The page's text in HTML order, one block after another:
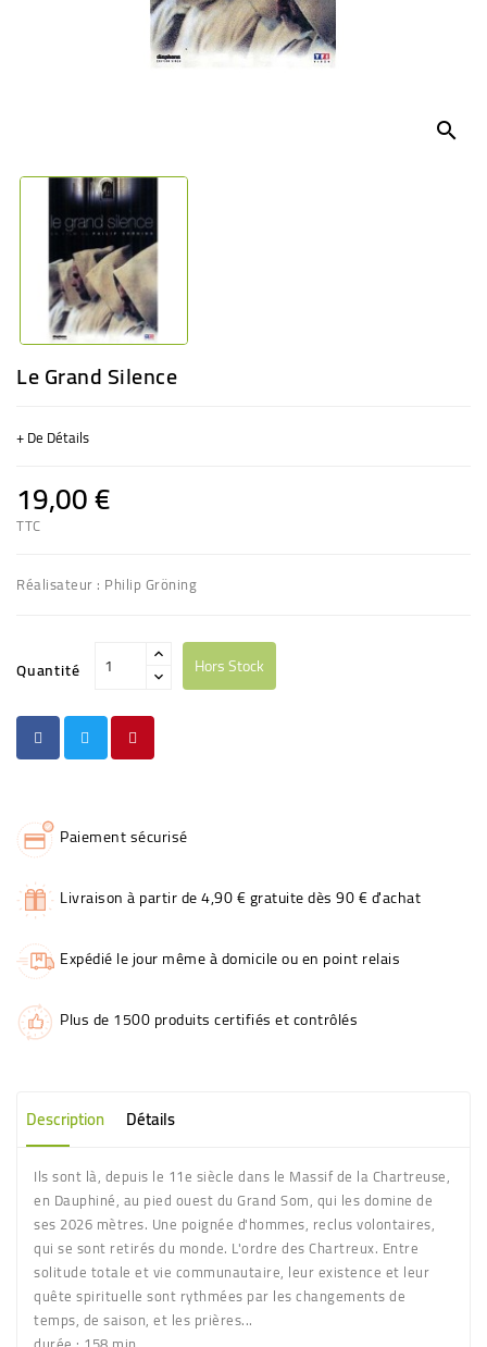
search
Le Grand Silence
+ De Détails
19,00 €
TTC
Réalisateur : Philip Gröning
Quantité Hors Stock
Paiement sécurisé
Livraison à partir de 4,90 € gratuite dès 90 € d'achat
Expédié le jour même à domicile ou en point relais
Plus de 1500 produits certifiés et contrôlés
Description Détails
Ils sont là, depuis le 11e siècle dans le Massif de la Chartreuse,
en Dauphiné, au pied ouest du Grand Som, qui les domine de
ses 2026 mètres. Une poignée d'hommes, reclus volontaires,
qui se sont retirés du monde. L'ordre des Chartreux. Entre
solitude totale et vie communautaire, leur existence et leur
quête spirituelle sont rythmées par les changements de
temps, de saison, et les prières...